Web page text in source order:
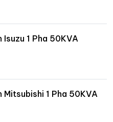
1 Pha 50KVA
Mitsubishi 1 Pha 50KVA